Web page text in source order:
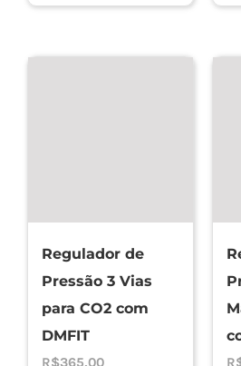
Regulador de
Pressão 3 Vias
para CO2 com
DMFIT
R$365,00